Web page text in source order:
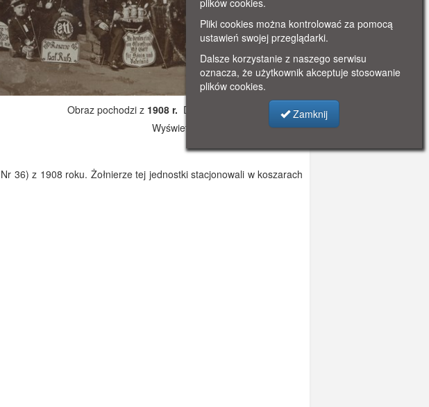
Obraz pochodzi z 1908 r. Dodano: 2019-11-06 17:17
Wyświetlono: 3059
36) z 1908 roku. Żołnierze tej jednostki stacjonowali w koszarach
plików cookies.
Pliki cookies można kontrolować za pomocą
ustawień swojej przeglądarki.
Dalsze korzystanie z naszego serwisu
oznacza, że użytkownik akceptuje stosowanie
plików cookies.
Zamknij